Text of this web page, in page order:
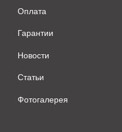
Оплата
Гарантии
Новости
Статьи
Фотогалерея